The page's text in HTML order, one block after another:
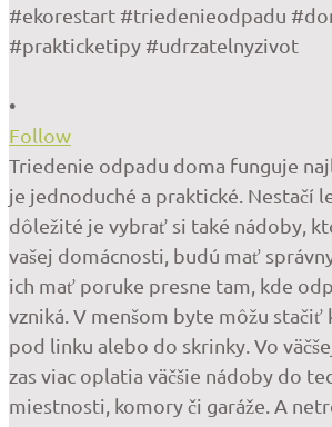
•
Follow
Triedenie odpadu doma funguje
je jednoduché a praktické. Nestačí
dôležité je vybrať si také nádoby,
vašej domácnosti, budú mať
ich mať poruke presne tam, kde
vzniká. V menšom byte môžu stačiť
pod linku alebo do skrinky. Vo
zas viac oplatia väčšie nádoby do
miestnosti, komory či garáže. A